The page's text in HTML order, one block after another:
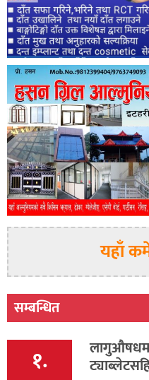
यहाँ
सम्बन्धित
१.